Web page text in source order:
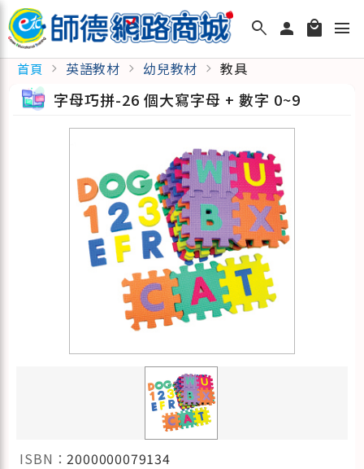
search person local_mall menu
首頁 chevron_right 英語教材 chevron_right 幼兒教材 chevron_right 教具
字母巧拼-26 個大寫字母 + 數字 0~9
ISBN： 2000000079134